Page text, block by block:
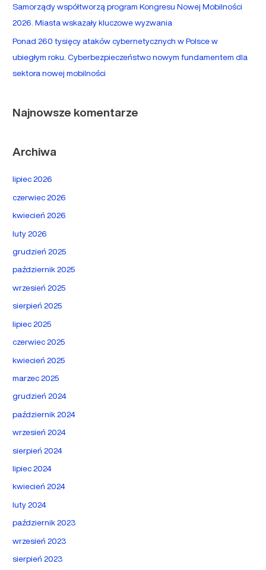
Samorządy współtworzą program Kongresu Nowej Mobilności
2026. Miasta wskazały kluczowe wyzwania
Ponad 260 tysięcy ataków cybernetycznych w Polsce w
ubiegłym roku. Cyberbezpieczeństwo nowym fundamentem dla
sektora nowej mobilności
Najnowsze komentarze
Archiwa
lipiec 2026
czerwiec 2026
kwiecień 2026
luty 2026
grudzień 2025
październik 2025
wrzesień 2025
sierpień 2025
lipiec 2025
czerwiec 2025
kwiecień 2025
marzec 2025
grudzień 2024
październik 2024
wrzesień 2024
sierpień 2024
lipiec 2024
kwiecień 2024
luty 2024
październik 2023
wrzesień 2023
sierpień 2023